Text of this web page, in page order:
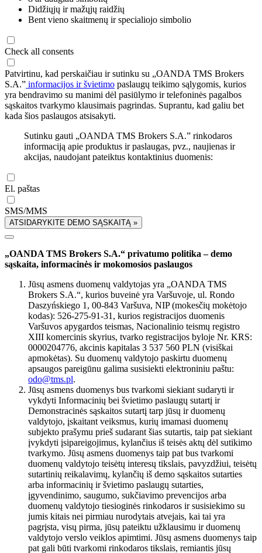
Didžiųjų ir mažųjų raidžių
Bent vieno skaitmenų ir specialiojo simbolio
Check all consents
Patvirtinu, kad perskaičiau ir sutinku su „OANDA TMS Brokers
S.A.” informacijos ir švietimo paslaugų teikimo sąlygomis, kurios
yra bendravimo su manimi dėl pasiūlymo ir telefoninės pagalbos
sąskaitos tvarkymo klausimais pagrindas. Suprantu, kad galiu bet
kada šios paslaugos atsisakyti.
Sutinku gauti „OANDA TMS Brokers S.A.” rinkodaros
informaciją apie produktus ir paslaugas, pvz., naujienas ir
akcijas, naudojant pateiktus kontaktinius duomenis:
El. paštas
SMS/MMS
ATSIDARYKITE DEMO SĄSKAITĄ »
„OANDA TMS Brokers S.A.“ privatumo politika – demo
sąskaita, informacinės ir mokomosios paslaugos
Jūsų asmens duomenų valdytojas yra „OANDA TMS
Brokers S.A.“, kurios buveinė yra Varšuvoje, ul. Rondo
Daszyńskiego 1, 00-843 Varšuva, NIP (mokesčių mokėtojo
kodas): 526-275-91-31, kurios registracijos duomenis
Varšuvos apygardos teismas, Nacionalinio teismų registro
XIII komercinis skyrius, tvarko registracijos byloje Nr. KRS:
0000204776, akcinis kapitalas 3 537 560 PLN (visiškai
apmokėtas). Su duomenų valdytojo paskirtu duomenų
apsaugos pareigūnu galima susisiekti elektroniniu paštu:
odo@tms.pl.
Jūsų asmens duomenys bus tvarkomi siekiant sudaryti ir
vykdyti Informacinių bei švietimo paslaugų sutartį ir
Demonstracinės sąskaitos sutartį tarp jūsų ir duomenų
valdytojo, įskaitant veiksmus, kurių imamasi duomenų
subjekto prašymu prieš sudarant šias sutartis, taip pat siekiant
įvykdyti įsipareigojimus, kylančius iš teisės aktų dėl sutikimo
tvarkymo. Jūsų asmens duomenys taip pat bus tvarkomi
duomenų valdytojo teisėtų interesų tikslais, pavyzdžiui, teisėtų
sutartinių reikalavimų, kylančių iš demo sąskaitos sutarties
arba informacinių ir švietimo paslaugų sutarties,
įgyvendinimo, saugumo, sukčiavimo prevencijos arba
duomenų valdytojo tiesioginės rinkodaros ir susisiekimo su
jumis kitais nei pirmiau nurodytais atvejais, kai tai yra
pagrįsta, visų pirma, jūsų pateiktu užklausimu ir duomenų
valdytojo verslo veiklos apimtimi. Jūsų asmens duomenys taip
pat gali būti tvarkomi rinkodaros tikslais, remiantis jūsų